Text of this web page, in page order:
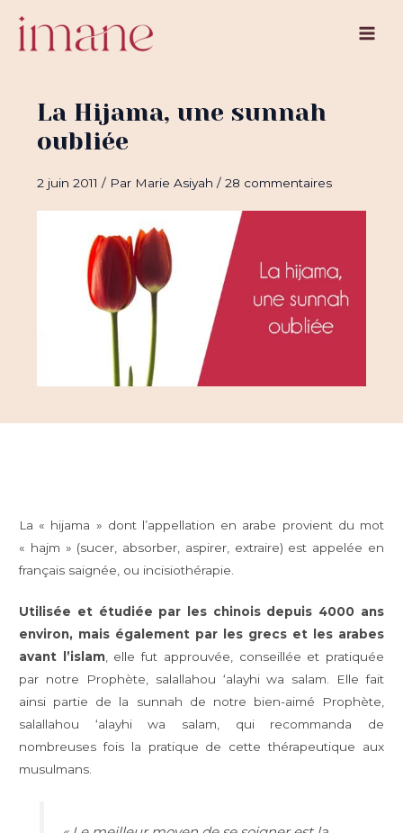
contenu
Main
La Hijama, une sunnah
oubliée
2 juin 2011/ Par Marie Asiyah/28 commentaires
La « hijama » dont l’appellation en arabe provient du mot
« hajm » (sucer, absorber, aspirer, extraire) est appelée en
français saignée, ou incisiothérapie.
Utilisée et étudiée par les chinois depuis 4000 ans
environ, mais également par les grecs et les arabes
avant l’islam, elle fut approuvée, conseillée et pratiquée
par notre Prophète, salallahou ‘alayhi wa salam. Elle fait
ainsi partie de la sunnah de notre bien-aimé Prophète,
salallahou ‘alayhi wa salam, qui recommanda de
nombreuses fois la pratique de cette thérapeutique aux
musulmans.